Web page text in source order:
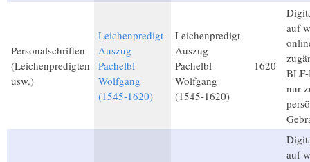
Personalschriften
(Leichenpredigten
usw.)
Leichenpredigt-
Auszug
Pachelbl
Wolfgang
(1545-1620)
Leichenpredigt-
Auszug
Pachelbl
Wolfgang
(1545-1620)
1620
auf
nur
auf